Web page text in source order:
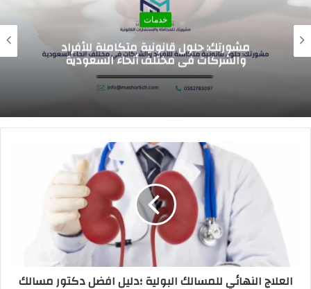
خدمات
اسعار الرسوم الدراسيه للمدارس العالميه في
السعوديه 2026
العلاج النهائي للمسالك البولية ؛دليل افضل دكتور مسالك